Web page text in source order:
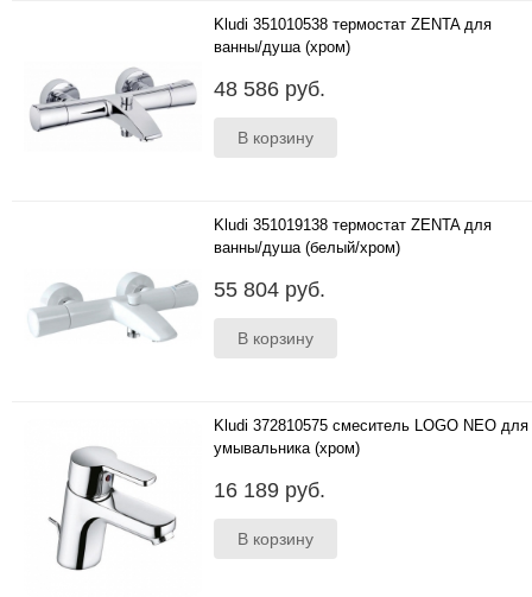
Kludi 351010538 термостат ZENTA для
ванны/душа (хром)
48 586 руб.
Kludi 351019138 термостат ZENTA для
ванны/душа (белый/хром)
55 804 руб.
Kludi 372810575 смеситель LOGO NEO для
умывальника (хром)
16 189 руб.